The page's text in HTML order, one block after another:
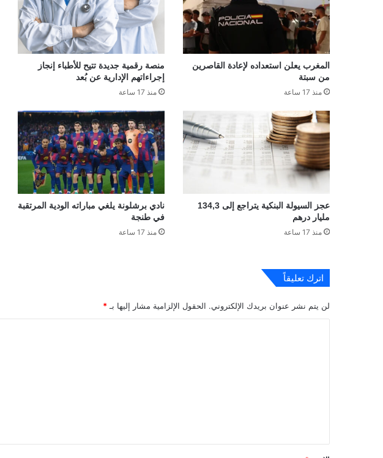
المغرب يعلن استعداده لإعادة القاصرين
من سبتة
منذ 17 ساعة
منصة رقمية جديدة تتيح للأطباء إنجاز
إجراءاتهم الإدارية عن بُعد
منذ 17 ساعة
عجز السيولة البنكية يتراجع إلى 134,3
مليار درهم
منذ 17 ساعة
نادي برشلونة يلغي مباراته الودية المرتقبة
في طنجة
منذ 17 ساعة
اترك تعليقاً
لن يتم نشر عنوان بريدك الإلكتروني. الحقول الإلزامية مشار إليها بـ *
*